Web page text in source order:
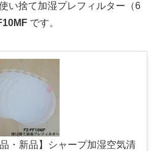
い捨て加湿プレフィルター（6
です。
・新品】シャープ加湿空気清